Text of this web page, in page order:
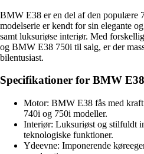
BMW E38 er en del af den populære
modelserie er kendt for sin elegante
samt luksuriøse interiør. Med
og BMW E38 750i til salg, er der
bilentusiast.
Specifikationer for BMW E38
Motor: BMW E38 fås med
740i og 750i modeller.
Interiør: Luksuriøst og stilfuldt
teknologiske funktioner.
Ydeevne: Imponerende